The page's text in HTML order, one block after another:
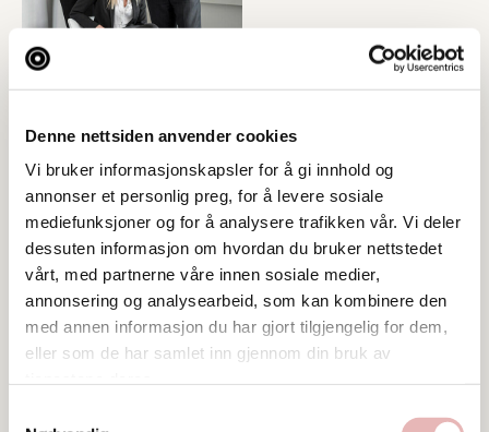
Denne nettsiden anvender cookies
Vi bruker informasjonskapsler for å gi innhold og
annonser et personlig preg, for å levere sosiale
mediefunksjoner og for å analysere trafikken vår. Vi deler
dessuten informasjon om hvordan du bruker nettstedet
vårt, med partnerne våre innen sosiale medier,
annonsering og analysearbeid, som kan kombinere den
med annen informasjon du har gjort tilgjengelig for dem,
eller som de har samlet inn gjennom din bruk av